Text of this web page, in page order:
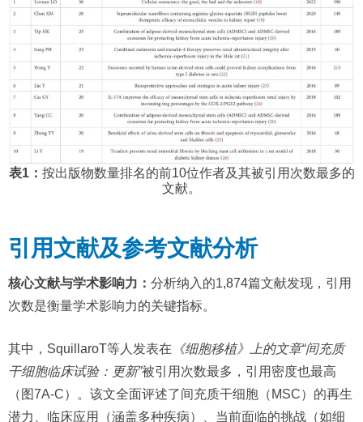
表1： 按出版物数量排名的前10位作者及其被引用次数最多的
文献。
引用文献及参考文献分析
核心文献与学术影响力： 分析纳入的1,874篇文献发现，引用
次数是衡量学术影响力的关键指标。
其中，SquillaroT等人发表在 《细胞移植》上的文章“间充质
干细胞临床试验：更新”被引用次数最多，引用密度也最高
（图7A-C）。该文全面评述了间充质干细胞（MSC）的再生
潜力、临床应用（涵盖多种疾病）、当前面临的挑战（如细